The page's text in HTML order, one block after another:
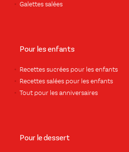
Galettes salées
Pour les enfants
Recettes sucrées pour les enfants
Recettes salées pour les enfants
Tout pour les anniversaires
Pour le dessert